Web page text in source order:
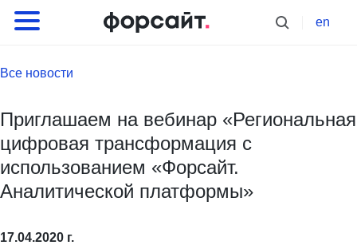
en
Все новости
Приглашаем на вебинар «Региональная
цифровая трансформация с
использованием «Форсайт.
Аналитической платформы»
17.04.2020 г.